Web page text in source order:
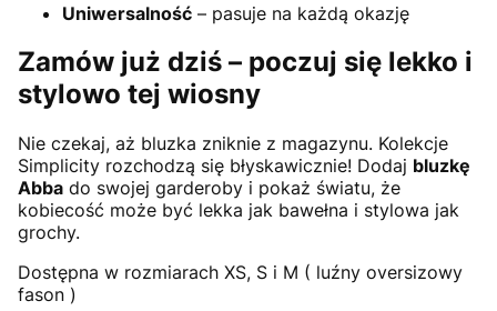
Uniwersalność – pasuje na każdą okazję
Zamów już dziś – poczuj się lekko i
stylowo tej wiosny
Nie czekaj, aż bluzka zniknie z magazynu. Kolekcje
Simplicity rozchodzą się błyskawicznie! Dodaj bluzkę
Abba do swojej garderoby i pokaż światu, że
kobiecość może być lekka jak bawełna i stylowa jak
grochy.
Dostępna w rozmiarach XS, S i M ( luźny oversizowy
fason )